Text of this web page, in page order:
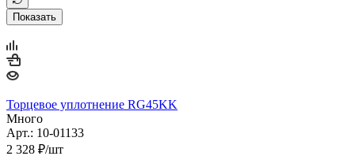
Показать
Торцевое уплотнение RG45KK
Много
Арт.: 10-01133
2 328 ₽/шт